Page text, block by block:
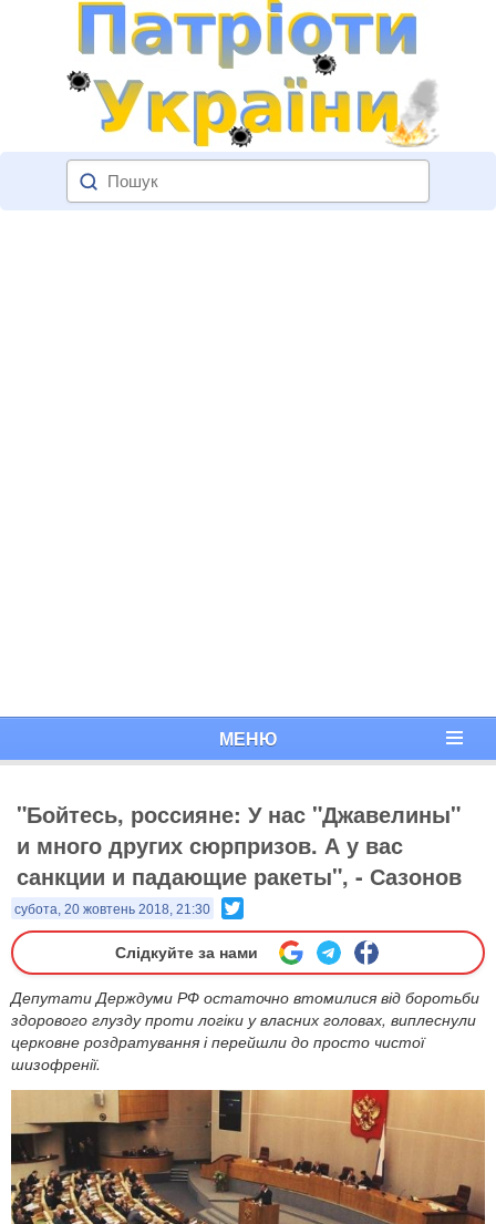
МЕНЮ
"Бойтесь, россияне: У нас "Джавелины"
и много других сюрпризов. А у вас
санкции и падающие ракеты", - Сазонов
субота, 20 жовтень 2018, 21:30
Слідкуйте за нами
Депутати Держдуми РФ остаточно втомилися від боротьби
здорового глузду проти логіки у власних головах, виплеснули
церковне роздратування і перейшли до просто чистої
шизофренії.